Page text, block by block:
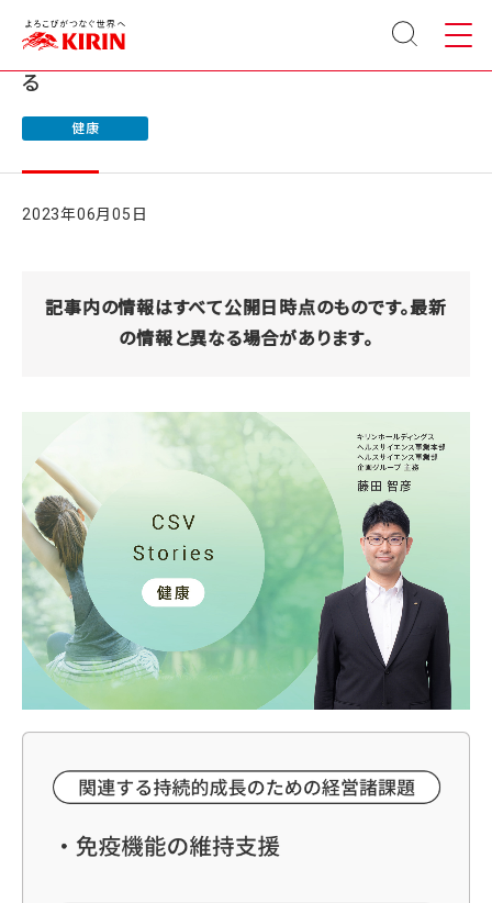
サイト
内検索
メニュ
ー
免疫ケアの習慣を広げ、お客様の「健幸」に貢献す
る
健康
2023年06月05日
記事内の情報はすべて公開日時点のものです。最新
の情報と異なる場合があります。